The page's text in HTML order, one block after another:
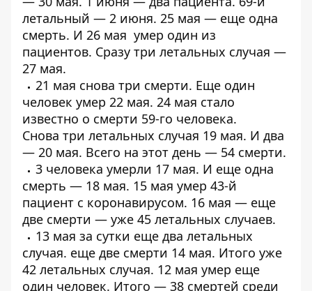
летальный — 2 июня. 25 мая — еще одна
смерть. И 26 мая умер один из
пациентов. Сразу три летальных случая —
27 мая.
21 мая снова три смерти. Еще один
человек умер 22 мая. 24 мая стало
известно о смерти 59-го человека.
Снова три летальных случая 19 мая. И два
— 20 мая. Всего на этот день — 54 смерти.
3 человека умерли 17 мая. И еще одна
смерть — 18 мая. 15 мая умер 43-й
пациент с коронавирусом. 16 мая — еще
две смерти — уже 45 летальных случаев.
13 мая за сутки еще два летальных
случая. еще две смерти 14 мая. Итого уже
42 летальных случая. 12 мая умер еще
один человек. Итого — 38 смертей среди